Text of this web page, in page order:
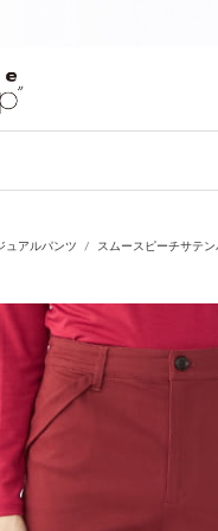
ュアルパンツ スムースピーチサテン